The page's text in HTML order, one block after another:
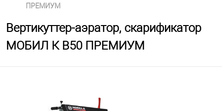
ПРЕМИУМ
Вертикуттер-аэратор, скарификатор
МОБИЛ К В50 ПРЕМИУМ